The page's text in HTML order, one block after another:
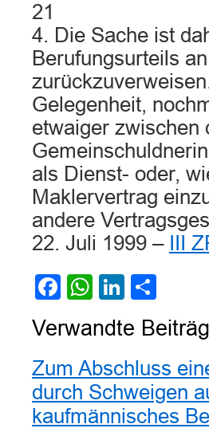
21
4. Die Sache ist
Berufungsurteils
Gelegenheit,
etwaiger zwischen
als Dienst- oder,
Maklervertrag
andere
22. Juli 1999 –
III
Facebook
WhatsApp
LinkedIn
Verwandte
Zum Abschluss
durch Schweigen
kaufmännisches